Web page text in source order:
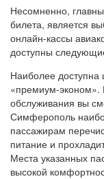
Несомненно,
билета, является
онлайн-кассы
доступны
Наиболее доступна
«премиум-эконом».
обслуживания вы
Симферополь
пассажирам
питание и
Места указанных
высокой